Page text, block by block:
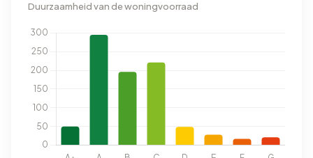
Duurzaamheid van de woningvoorraad